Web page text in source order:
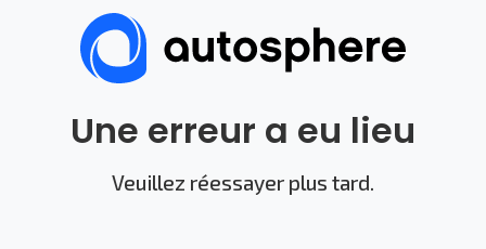
Une erreur a eu lieu
Veuillez réessayer plus tard.